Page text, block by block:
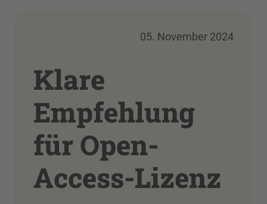
05. November 2024
Klare
Empfehlung
für Open-
Access-Lizenz